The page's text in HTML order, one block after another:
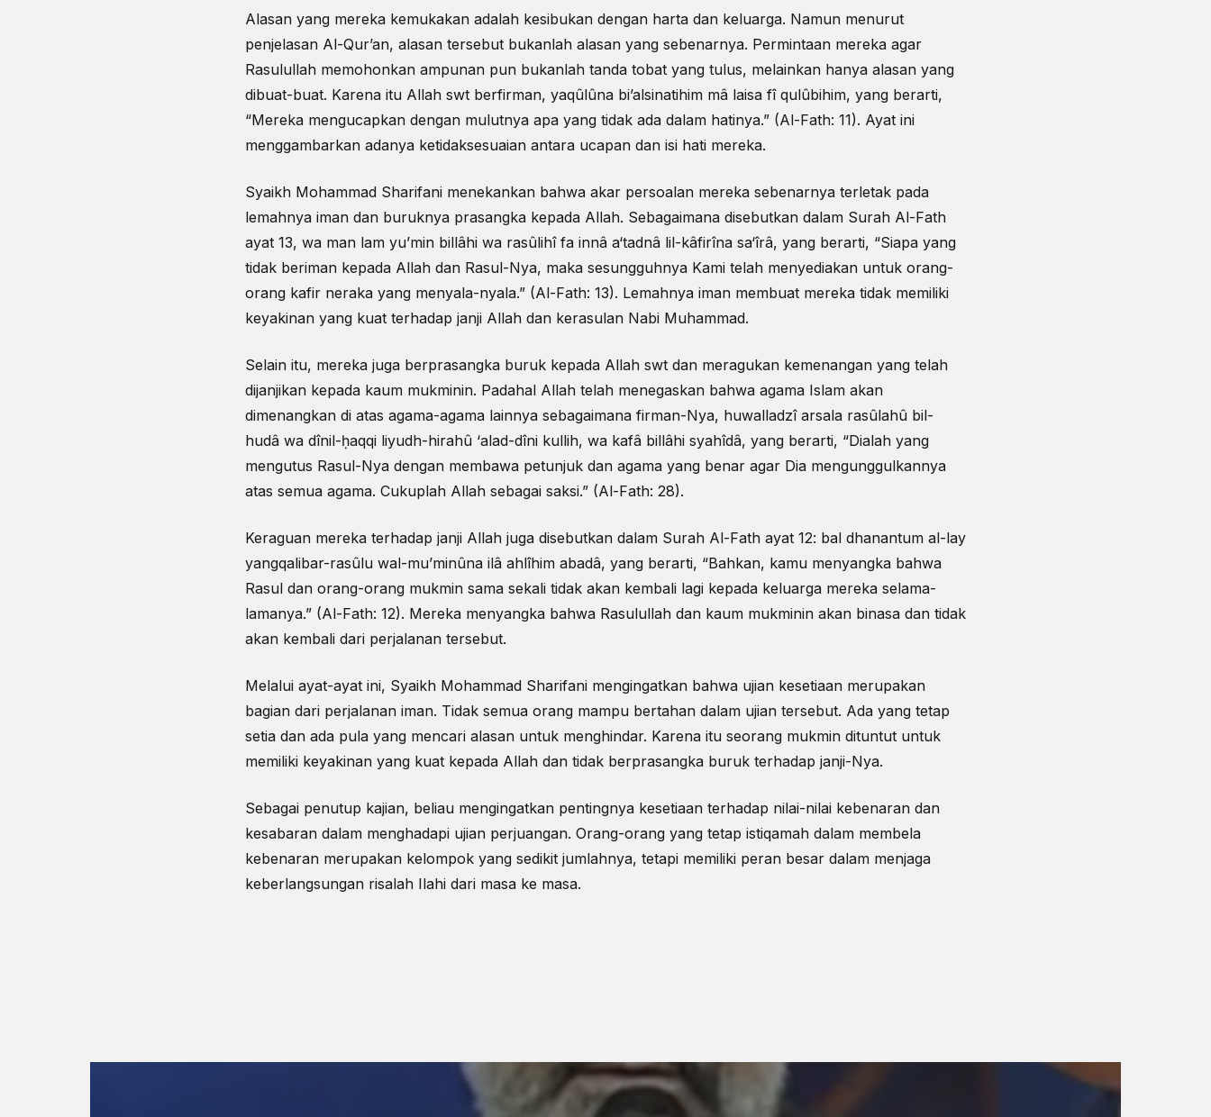
Alasan yang mereka kemukakan adalah kesibukan dengan harta dan keluarga. Namun menurut
penjelasan Al-Qur’an, alasan tersebut bukanlah alasan yang sebenarnya. Permintaan mereka agar
Rasulullah memohonkan ampunan pun bukanlah tanda tobat yang tulus, melainkan hanya alasan yang
dibuat-buat. Karena itu Allah swt berfirman, yaqûlûna bi’alsinatihim mâ laisa fî qulûbihim, yang berarti,
“Mereka mengucapkan dengan mulutnya apa yang tidak ada dalam hatinya.” (Al-Fath: 11). Ayat ini
menggambarkan adanya ketidaksesuaian antara ucapan dan isi hati mereka.
Syaikh Mohammad Sharifani menekankan bahwa akar persoalan mereka sebenarnya terletak pada
lemahnya iman dan buruknya prasangka kepada Allah. Sebagaimana disebutkan dalam Surah Al-Fath
ayat 13, wa man lam yu’min billâhi wa rasûlihî fa innâ a‘tadnâ lil-kâfirîna sa‘îrâ, yang berarti, “Siapa yang
tidak beriman kepada Allah dan Rasul-Nya, maka sesungguhnya Kami telah menyediakan untuk orang-
orang kafir neraka yang menyala-nyala.” (Al-Fath: 13). Lemahnya iman membuat mereka tidak memiliki
keyakinan yang kuat terhadap janji Allah dan kerasulan Nabi Muhammad.
Selain itu, mereka juga berprasangka buruk kepada Allah swt dan meragukan kemenangan yang telah
dijanjikan kepada kaum mukminin. Padahal Allah telah menegaskan bahwa agama Islam akan
dimenangkan di atas agama-agama lainnya sebagaimana firman-Nya, huwalladzî arsala rasûlahû bil-
hudâ wa dînil-ḥaqqi liyudh-hirahû ‘alad-dîni kullih, wa kafâ billâhi syahîdâ, yang berarti, “Dialah yang
mengutus Rasul-Nya dengan membawa petunjuk dan agama yang benar agar Dia mengunggulkannya
atas semua agama. Cukuplah Allah sebagai saksi.” (Al-Fath: 28).
Keraguan mereka terhadap janji Allah juga disebutkan dalam Surah Al-Fath ayat 12: bal dhanantum al-lay
yangqalibar-rasûlu wal-mu’minûna ilâ ahlîhim abadâ, yang berarti, “Bahkan, kamu menyangka bahwa
Rasul dan orang-orang mukmin sama sekali tidak akan kembali lagi kepada keluarga mereka selama-
lamanya.” (Al-Fath: 12). Mereka menyangka bahwa Rasulullah dan kaum mukminin akan binasa dan tidak
akan kembali dari perjalanan tersebut.
Melalui ayat-ayat ini, Syaikh Mohammad Sharifani mengingatkan bahwa ujian kesetiaan merupakan
bagian dari perjalanan iman. Tidak semua orang mampu bertahan dalam ujian tersebut. Ada yang tetap
setia dan ada pula yang mencari alasan untuk menghindar. Karena itu seorang mukmin dituntut untuk
memiliki keyakinan yang kuat kepada Allah dan tidak berprasangka buruk terhadap janji-Nya.
Sebagai penutup kajian, beliau mengingatkan pentingnya kesetiaan terhadap nilai-nilai kebenaran dan
kesabaran dalam menghadapi ujian perjuangan. Orang-orang yang tetap istiqamah dalam membela
kebenaran merupakan kelompok yang sedikit jumlahnya, tetapi memiliki peran besar dalam menjaga
keberlangsungan risalah Ilahi dari masa ke masa.